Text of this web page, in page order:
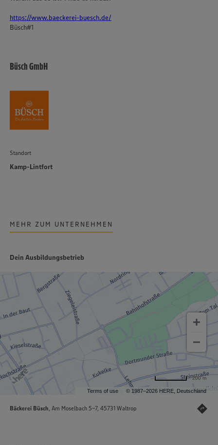
https://www.baeckerei-buesch.de/
Büsch#1
Büsch GmbH
Standort
Kamp-Lintfort
MEHR ZUM UNTERNEHMEN
Dein Ausbildungsbetrieb
Terms of use © 1987–2026 HERE, Deutschland
200 m
Bäckerei Büsch, Am Moselbach 5-7, 45731 Waltrop